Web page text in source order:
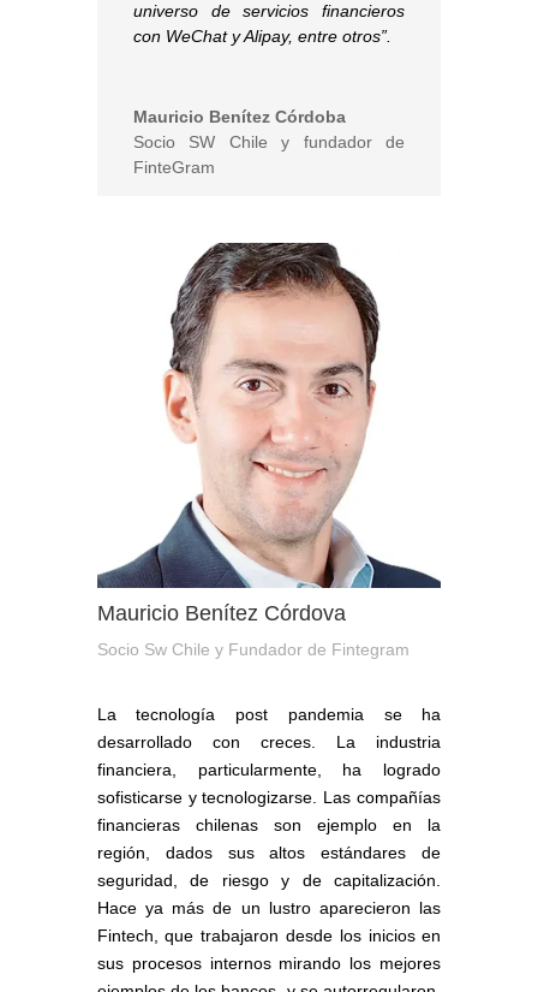
universo de servicios financieros
con WeChat y Alipay, entre otros”.
Mauricio Benítez Córdoba
Socio SW Chile y fundador de
FinteGram
Mauricio Benítez Córdova
Socio Sw Chile y Fundador de Fintegram
La tecnología post pandemia se ha
desarrollado con creces. La industria
financiera, particularmente, ha logrado
sofisticarse y tecnologizarse. Las compañías
financieras chilenas son ejemplo en la
región, dados sus altos estándares de
seguridad, de riesgo y de capitalización.
Hace ya más de un lustro aparecieron las
Fintech, que trabajaron desde los inicios en
sus procesos internos mirando los mejores